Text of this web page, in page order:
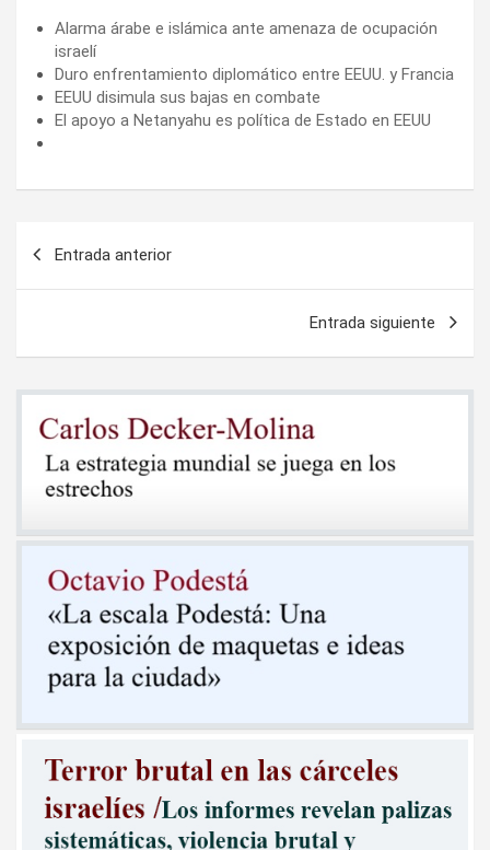
Alarma árabe e islámica ante amenaza de ocupación
israelí
Duro enfrentamiento diplomático entre EEUU. y Francia
EEUU disimula sus bajas en combate
El apoyo a Netanyahu es política de Estado en EEUU
Entrada anterior
Entrada siguiente